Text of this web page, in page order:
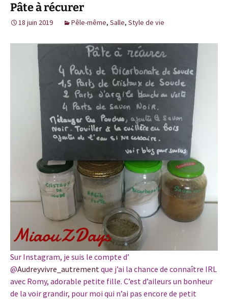
Pâte à récurer
18 juin 2019 Pêle-même, Salle, Style de vie
Sur Instagram, je suis le compte d’
@Audreyvivre_autrementque j’ai la chance de connaître IRL
avec Romy, adorable petite fille. C’est d’aileurs un bonheur
de la voir grandir, pour moi qui n’ai pas encore de petit